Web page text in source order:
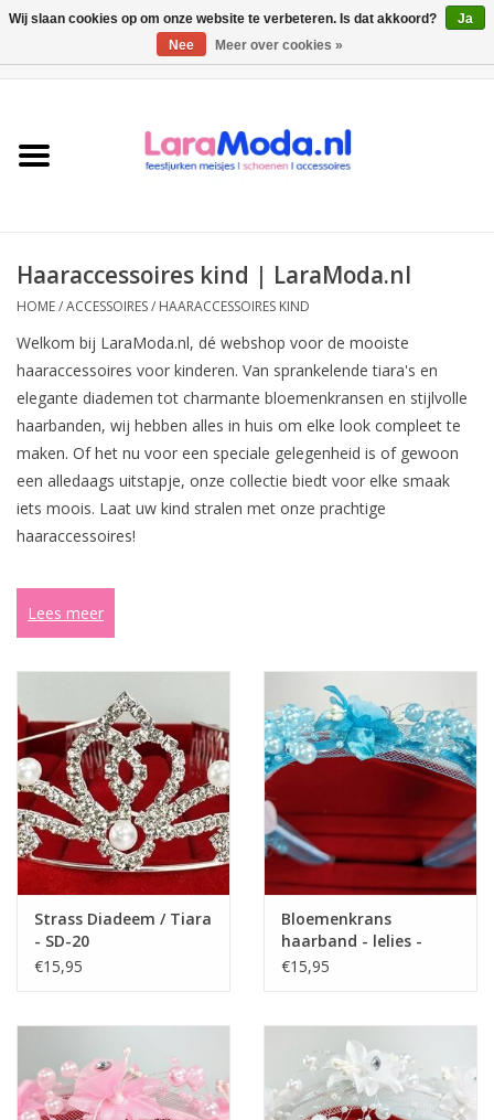
collecties
Accessoires
SALE
Private Shopping
Contact
Haaraccessoires kind | LaraModa.nl
HOME/ACCESSOIRES/ HAARACCESSOIRES KIND
Welkom bij LaraModa.nl, dé webshop voor de mooiste
haaraccessoires voor kinderen. Van sprankelende tiara's en
elegante diademen tot charmante bloemenkransen en stijlvolle
haarbanden, wij hebben alles in huis om elke look compleet te
maken. Of het nu voor een speciale gelegenheid is of gewoon
een alledaags uitstapje, onze collectie biedt voor elke smaak
iets moois. Laat uw kind stralen met onze prachtige
haaraccessoires!
Lees meer
Strass Diadeem / Tiara
- SD-20
€15,95
Bloemenkrans
haarband - lelies -
parels - turkoise - BK-
€15,95
Wij slaan cookies op om onze website te verbeteren. Is dat akkoord?
Ja
Nee
Meer over cookies »